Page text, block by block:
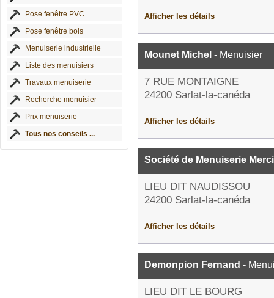
Pose fenêtre PVC
Pose fenêtre bois
Menuiserie industrielle
Liste des menuisiers
Travaux menuiserie
Recherche menuisier
Prix menuiserie
Tous nos conseils ...
Afficher les détails
Mounet Michel - Menuisier
7 RUE MONTAIGNE
24200 Sarlat-la-canéda
Afficher les détails
Société de Menuiserie
LIEU DIT NAUDISSOU
24200 Sarlat-la-canéda
Afficher les détails
Demonpion Fernand -
LIEU DIT LE BOURG